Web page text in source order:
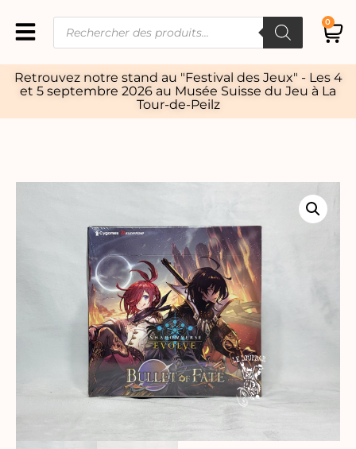
0
Retrouvez notre stand au "Festival des Jeux" - Les 4
et 5 septembre 2026 au Musée Suisse du Jeu à La
Tour-de-Peilz